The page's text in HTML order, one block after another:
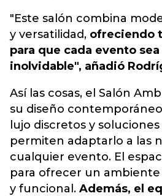
"Este salón combina
y versatilidad, ofreciendo
para que cada evento
inolvidable", añadió
Así las cosas, el Salón
su diseño
lujo discretos y
permiten adaptarlo a las
cualquier evento. El
para ofrecer un
y funcional. Además, el